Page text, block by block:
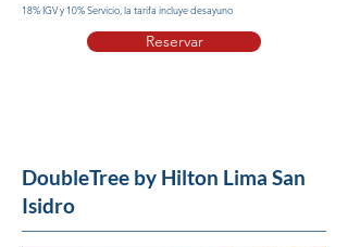
18% IGV y 10% Servicio, la tarifa incluye desayuno
Reservar
DoubleTree by Hilton Lima San
Isidro